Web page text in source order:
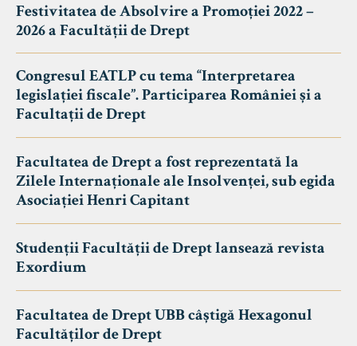
Festivitatea de Absolvire a Promoției 2022 –
2026 a Facultății de Drept
Congresul EATLP cu tema “Interpretarea
legislației fiscale”. Participarea României și a
Facultații de Drept
Facultatea de Drept a fost reprezentată la
Zilele Internaționale ale Insolvenței, sub egida
Asociației Henri Capitant
Studenții Facultății de Drept lansează revista
Exordium
Facultatea de Drept UBB câștigă Hexagonul
Facultăților de Drept